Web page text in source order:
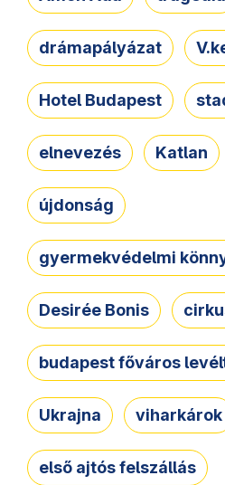
drámapályázat
Hotel Budapest
elnevezés Katlan
újdonság
gyermekvédelmi
Desirée Bonis
budapest főváros
Ukrajna viharkárok
első ajtós felszállás